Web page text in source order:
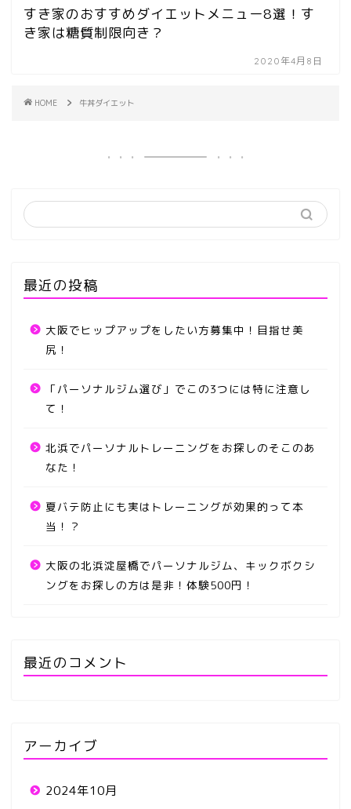
すき家のおすすめダイエットメニュー8選！す
き家は糖質制限向き？
2020年4月8日
HOME 牛丼ダイエット
最近の投稿
大阪でヒップアップをしたい方募集中！目指せ美
尻！
「パーソナルジム選び」でこの3つには特に注意し
て！
北浜でパーソナルトレーニングをお探しのそこのあ
なた！
夏バテ防止にも実はトレーニングが効果的って本
当！？
大阪の北浜淀屋橋でパーソナルジム、キックボクシ
ングをお探しの方は是非！体験500円！
最近のコメント
アーカイブ
2024年10月